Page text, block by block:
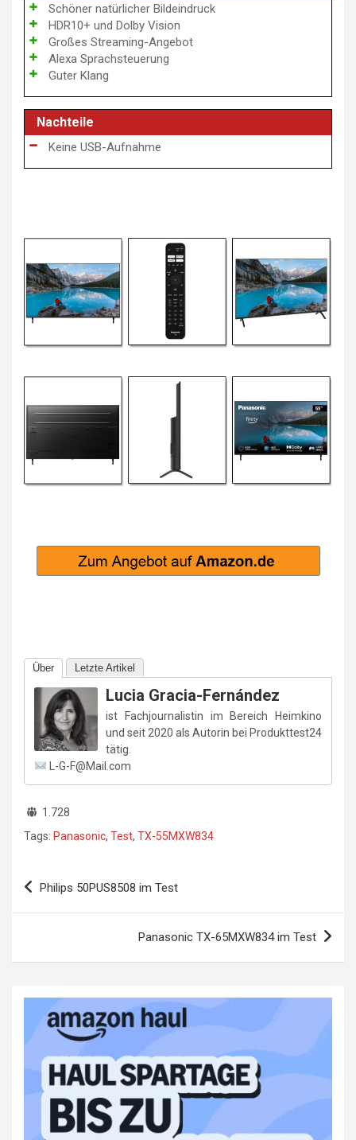
Schöner natürlicher Bildeindruck
HDR10+ und Dolby Vision
Großes Streaming-Angebot
Alexa Sprachsteuerung
Guter Klang
Nachteile
Keine USB-Aufnahme
Über Letzte Artikel
Lucia Gracia-Fernández
ist Fachjournalistin im Bereich Heimkino
und seit 2020 als Autorin bei Produkttest24
tätig.
L-G-F@Mail.com
1.728
Tags: Panasonic, Test, TX-55MXW834
Beitragsnavigation
Philips 50PUS8508 im Test
Panasonic TX-65MXW834 im Test